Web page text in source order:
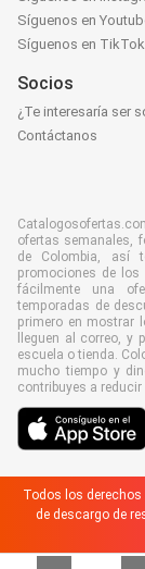
Síguenos en
Síguenos en TikTok
Socios
¿Te interesaría ser
Contáctanos
ofertas semanales,
de Colombia, así
promociones de
fácilmente una
temporadas de
primero en mostrar
lleguen al correo,
escuela o tienda.
mucho tiempo y
contribuyes a
Todos los
de descargo de